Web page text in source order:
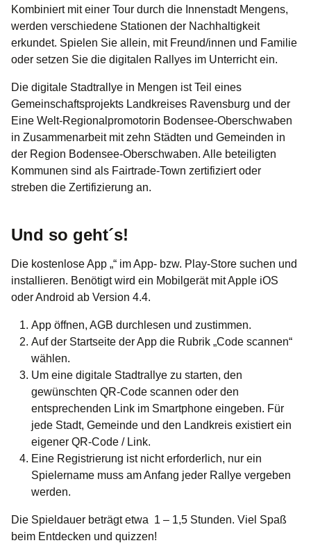
Kombiniert mit einer Tour durch die Innenstadt Mengens,
werden verschiedene Stationen der Nachhaltigkeit
erkundet. Spielen Sie allein, mit Freund/innen und Familie
oder setzen Sie die digitalen Rallyes im Unterricht ein.
Die digitale Stadtrallye in Mengen ist Teil eines
Gemeinschaftsprojekts Landkreises Ravensburg und der
Eine Welt-Regionalpromotorin Bodensee-Oberschwaben
in Zusammenarbeit mit zehn Städten und Gemeinden in
der Region Bodensee-Oberschwaben. Alle beteiligten
Kommunen sind als Fairtrade-Town zertifiziert oder
streben die Zertifizierung an.
Und so geht´s!
Die kostenlose App „“ im App- bzw. Play-Store suchen und
installieren. Benötigt wird ein Mobilgerät mit Apple iOS
oder Android ab Version 4.4.
App öffnen, AGB durchlesen und zustimmen.
Auf der Startseite der App die Rubrik „Code scannen“
wählen.
Um eine digitale Stadtrallye zu starten, den
gewünschten QR-Code scannen oder den
entsprechenden Link im Smartphone eingeben. Für
jede Stadt, Gemeinde und den Landkreis existiert ein
eigener QR-Code / Link.
Eine Registrierung ist nicht erforderlich, nur ein
Spielername muss am Anfang jeder Rallye vergeben
werden.
Die Spieldauer beträgt etwa 1 – 1,5 Stunden. Viel Spaß
beim Entdecken und quizzen!